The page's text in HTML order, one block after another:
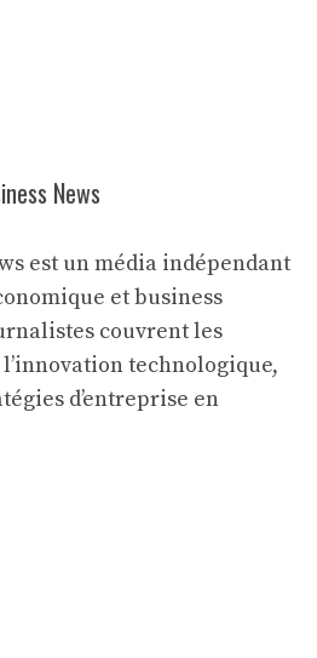
News
est un média indépendant
et business
couvrent les
technologique,
d’entreprise en